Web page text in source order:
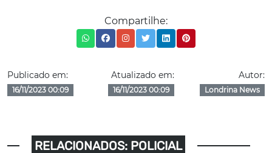
Compartilhe:
Publicado em:
16/11/2023 00:09
Atualizado em:
16/11/2023 00:09
Autor:
Londrina News
RELACIONADOS: POLICIAL